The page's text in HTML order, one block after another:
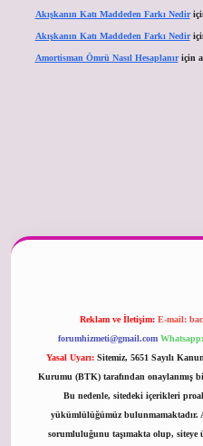
Akışkanın Katı Maddeden Farkı Nedir
Akışkanın Katı Maddeden Farkı Nedir
Amortisman Ömrü Nasıl Hesaplanıriçin
Reklam ve İletişim: E-mail:
forumhizmeti@gmail.com
Yasal Uyarı: Sitemiz, 5651 Sayılı
Kurumu (BTK) tarafından onaylanmış
Bu nedenle, sitedeki içerikleri
yükümlülüğümüz bulunmamaktadır.
sorumluluğunu taşımakta olup,